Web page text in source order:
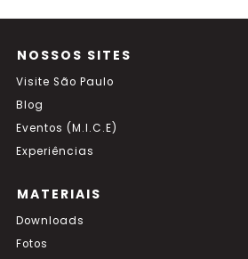
NOSSOS SITES
Visite São Paulo
Blog
Eventos (M.I.C.E)
Experiências
MATERIAIS
Downloads
Fotos